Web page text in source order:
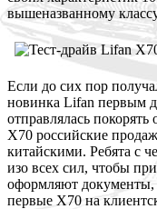
вышеназванному
Если до сих пор
новинка Lifan первым
отправлялась
X70 российские
китайскими. Ребята с
изо всех сил, чтобы
оформляют документы,
первые X70 на